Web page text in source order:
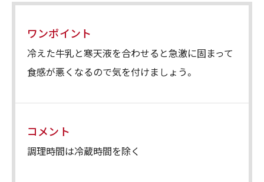
ワンポイント
冷えた牛乳と寒天液を合わせると急激に固まって
食感が悪くなるので気を付けましょう。
コメント
調理時間は冷蔵時間を除く